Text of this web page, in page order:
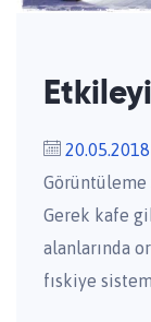
20.05.2018
Görüntüleme
Gerek kafe
alanlarında
fıskiye